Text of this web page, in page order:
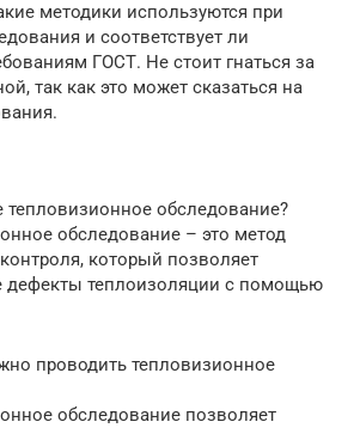
методики используются при
и соответствует ли
ГОСТ. Не стоит гнаться за
так как это может сказаться на
тепловизионное обследование?
обследование – это метод
который позволяет
дефекты теплоизоляции с помощью
проводить тепловизионное
обследование позволяет